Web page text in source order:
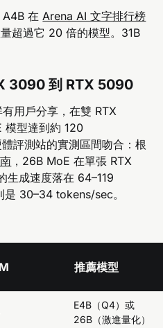
在 Arena AI 文字排行榜
超過它 20 倍的模型。31B
3090 到 RTX 5090
用戶分享，在雙 RTX
型達到約 120
評測站的實測區間吻合：根
，26B MoE 在單張 RTX
生成速度落在 64–119
30–34 tokens/sec。
推薦模型
E4B（Q4）或
26B（激進量化）